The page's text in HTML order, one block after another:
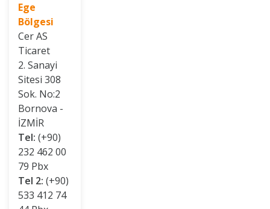
Ege
Bölgesi
Cer AS
Ticaret
2. Sanayi
Sitesi 308
Sok. No:2
Bornova -
İZMİR
Tel: (+90)
232 462 00
79 Pbx
Tel 2: (+90)
533 412 74